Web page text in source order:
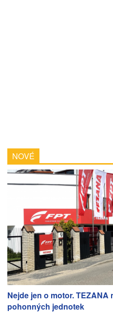
NOVÉ
Nejde jen o motor.
pohonných jednotek